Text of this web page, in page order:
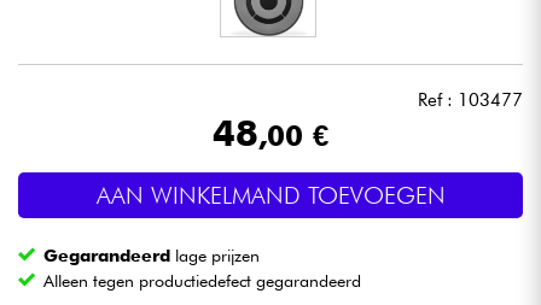
Licht
Drums & percussie
Ref : 103477
48,00 €
AAN WINKELMAND TOEVOEGEN
Gegarandeerd lage prijzen
Alleen tegen productiedefect gegarandeerd